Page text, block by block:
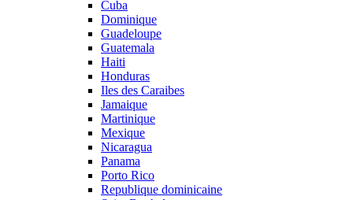
Cuba
Dominique
Guadeloupe
Guatemala
Haiti
Honduras
Iles des Caraibes
Jamaique
Martinique
Mexique
Nicaragua
Panama
Porto Rico
Republique dominicaine